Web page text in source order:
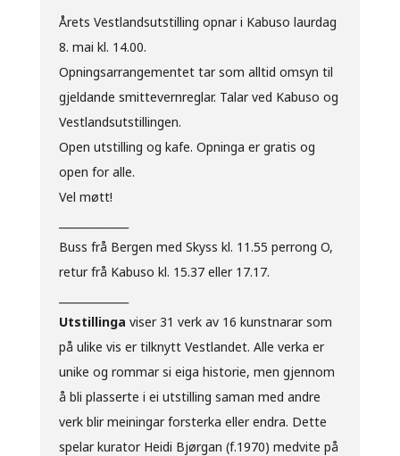
Årets Vestlandsutstilling opnar i Kabuso laurdag
8. mai kl. 14.00.
Opningsarrangementet tar som alltid omsyn til
gjeldande smittevernreglar. Talar ved Kabuso og
Vestlandsutstillingen.
Open utstilling og kafe. Opninga er gratis og
open for alle.
Vel møtt!
Buss frå Bergen med Skyss kl. 11.55 perrong O,
retur frå Kabuso kl. 15.37 eller 17.17.
Utstillinga viser 31 verk av 16 kunstnarar som
på ulike vis er tilknytt Vestlandet. Alle verka er
unike og rommar si eiga historie, men gjennom
å bli plasserte i ei utstilling saman med andre
verk blir meiningar forsterka eller endra. Dette
spelar kurator Heidi Bjørgan (f.1970) medvite på